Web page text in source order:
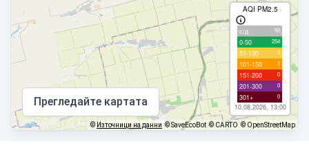
AQI PM2.5
с/д 92
0-50 254
51-100 3
101-150 1
151-200 0
201-300 0
301+ 0
10.08.2026, 13:00
Прегледайте картата
© Източници на данни © SaveEcoBot © CARTO © OpenStreetMap